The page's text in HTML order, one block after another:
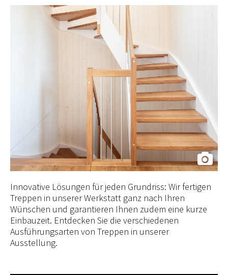
Innovative Lösungen für jeden Grundriss: Wir fertigen
Treppen in unserer Werkstatt ganz nach Ihren
Wünschen und garantieren Ihnen zudem eine kurze
Einbauzeit. Entdecken Sie die verschiedenen
Ausführungsarten von Treppen in unserer
Ausstellung.